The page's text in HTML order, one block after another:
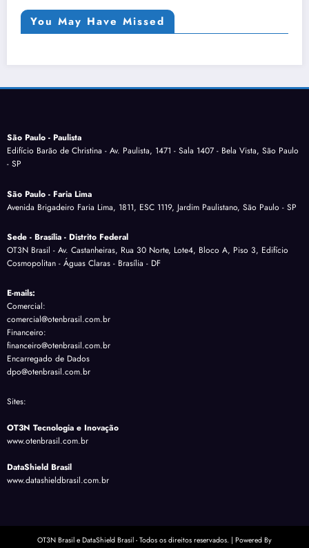
You May Have Missed
São Paulo - Paulista
Edifício Barão de Christina - Av. Paulista, 1471 - Sala 1407 - Bela Vista, São Paulo
- SP
São Paulo - Faria Lima
Avenida Brigadeiro Faria Lima, 1811, ESC 1119, Jardim Paulistano, São Paulo - SP
Sede - Brasília - Distrito Federal
OT3N Brasil - Av. Castanheiras, Rua 30 Norte, Lote4, Bloco A, Piso 3, Edifício
Cosmopolitan - Águas Claras - Brasília - DF
E-mails:
Comercial:
comercial@otenbrasil.com.br
Financeiro:
financeiro@otenbrasil.com.br
Encarregado de Dados
dpo@otenbrasil.com.br
Sites:
OT3N Tecnologia e Inovação
www.otenbrasil.com.br
DataShield Brasil
www.datashieldbrasil.com.br
OT3N Brasil e DataShield Brasil - Todos os direitos reservados. | Powered By